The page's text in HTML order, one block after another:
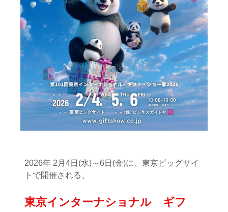
2026年 2月4日(水)～6日(金)に、東京ビッグサイ
トで開催される、
東京インターナショナル ギフ